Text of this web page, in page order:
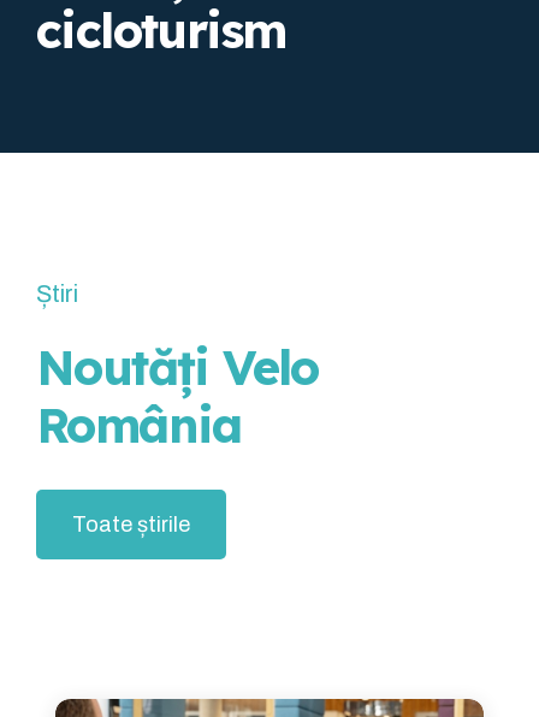
cicloturism
Știri
Noutăți Velo
România
Toate știrile